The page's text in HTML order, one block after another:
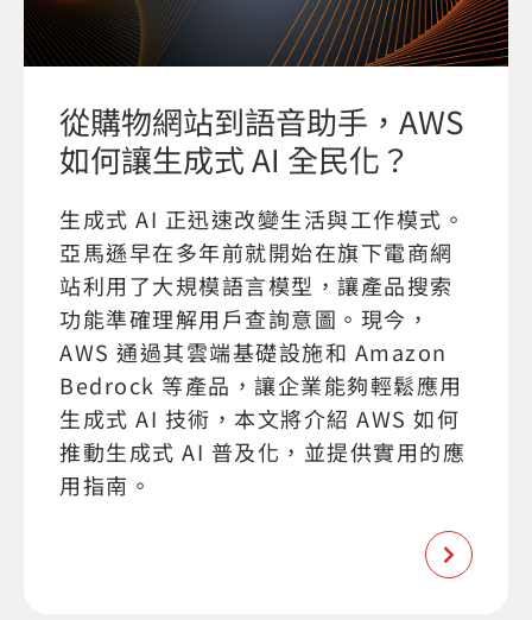
從購物網站到語音助手，AWS
如何讓生成式 AI 全民化？
生成式 AI 正迅速改變生活與工作模式。
亞馬遜早在多年前就開始在旗下電商網
站利用了大規模語言模型，讓產品搜索
功能準確理解用戶查詢意圖。現今，
AWS 通過其雲端基礎設施和 Amazon
Bedrock 等產品，讓企業能夠輕鬆應用
生成式 AI 技術，本文將介紹 AWS 如何
推動生成式 AI 普及化，並提供實用的應
用指南。